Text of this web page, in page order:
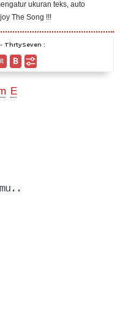
ukuran teks, auto
The Song !!!
ThrtySeven :
E